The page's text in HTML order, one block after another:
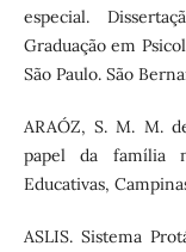
especial.
Graduação em
São Paulo. São
ARAÓZ, S. M. M.
papel da família
Educativas,
ASLIS. Sistema